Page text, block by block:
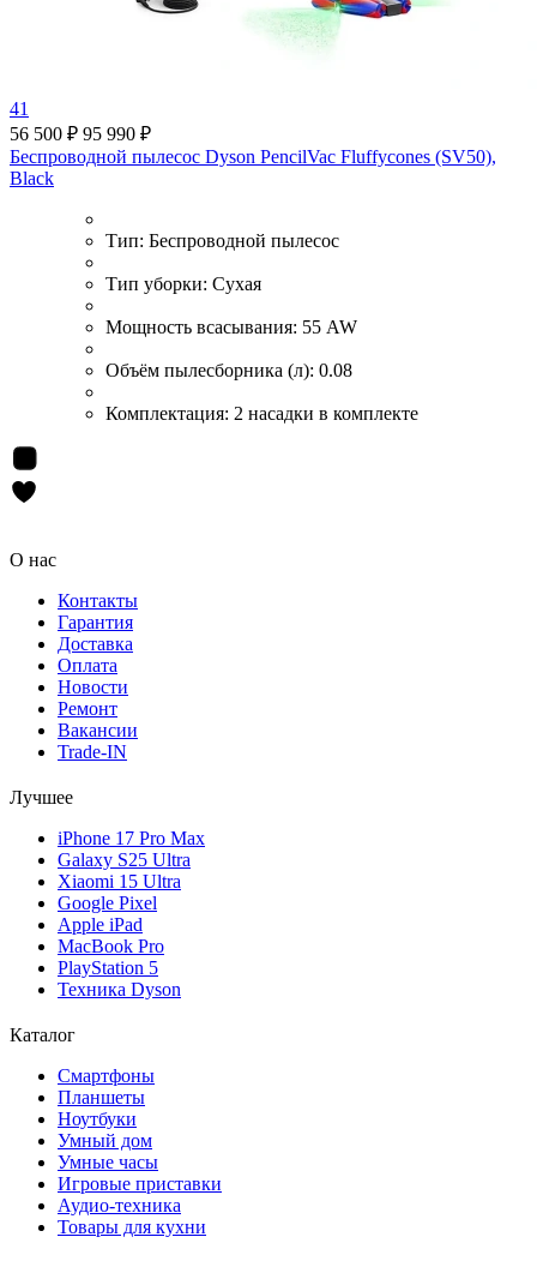
41
56 500 ₽ 95 990 ₽
Беспроводной пылесос Dyson PencilVac Fluffycones (SV50),
Black
Тип: Беспроводной пылесос
Тип уборки: Сухая
Мощность всасывания: 55 AW
Объём пылесборника (л): 0.08
Комплектация: 2 насадки в комплекте
О нас
Контакты
Гарантия
Доставка
Оплата
Новости
Ремонт
Вакансии
Trade-IN
Лучшее
iPhone 17 Pro Max
Galaxy S25 Ultra
Xiaomi 15 Ultra
Google Pixel
Apple iPad
MacBook Pro
PlayStation 5
Техника Dyson
Каталог
Смартфоны
Планшеты
Ноутбуки
Умный дом
Умные часы
Игровые приставки
Аудио-техника
Товары для кухни